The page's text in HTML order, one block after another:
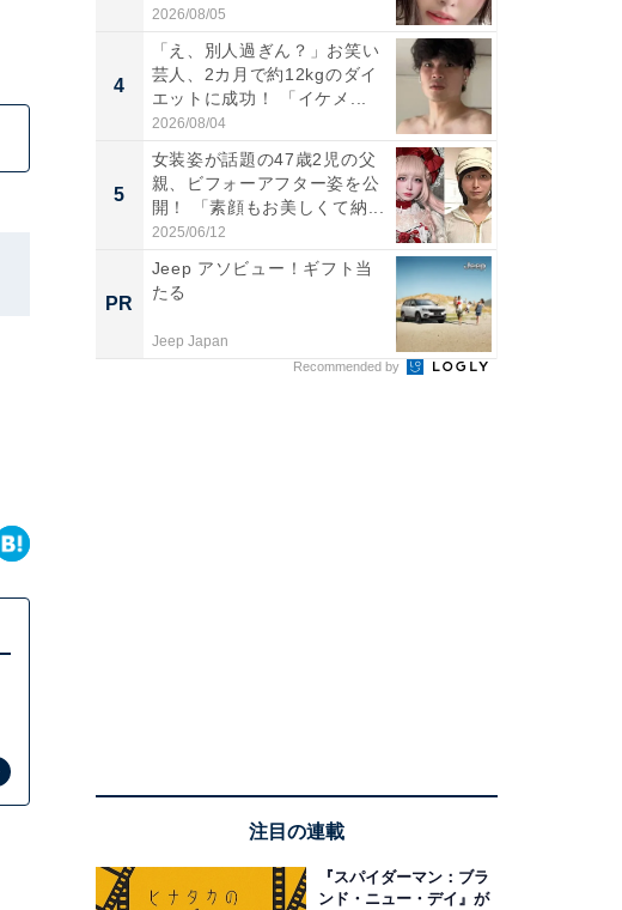
2026/08/05
4
「え、別人過ぎん？」お笑い
芸人、2カ月で約12kgのダイ
エットに成功！ 「イケメ...
2026/08/04
5
女装姿が話題の47歳2児の父
親、ビフォーアフター姿を公
開！ 「素顔もお美しくて納...
2025/06/12
PR
Jeep アソビュー！ギフト当
たる
Jeep Japan
Recommended by
注目の連載
『スパイダーマン：ブラ
ンド・ニュー・デイ』が